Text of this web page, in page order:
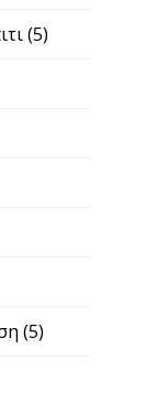
(5)
(5)